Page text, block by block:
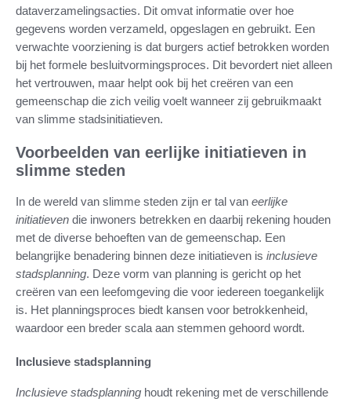
dataverzamelingsacties. Dit omvat informatie over hoe
gegevens worden verzameld, opgeslagen en gebruikt. Een
verwachte voorziening is dat burgers actief betrokken worden
bij het formele besluitvormingsproces. Dit bevordert niet alleen
het vertrouwen, maar helpt ook bij het creëren van een
gemeenschap die zich veilig voelt wanneer zij gebruikmaakt
van slimme stadsinitiatieven.
Voorbeelden van eerlijke initiatieven in
slimme steden
In de wereld van slimme steden zijn er tal van eerlijke
initiatieven die inwoners betrekken en daarbij rekening houden
met de diverse behoeften van de gemeenschap. Een
belangrijke benadering binnen deze initiatieven is inclusieve
stadsplanning. Deze vorm van planning is gericht op het
creëren van een leefomgeving die voor iedereen toegankelijk
is. Het planningsproces biedt kansen voor betrokkenheid,
waardoor een breder scala aan stemmen gehoord wordt.
Inclusieve stadsplanning
Inclusieve stadsplanning houdt rekening met de verschillende